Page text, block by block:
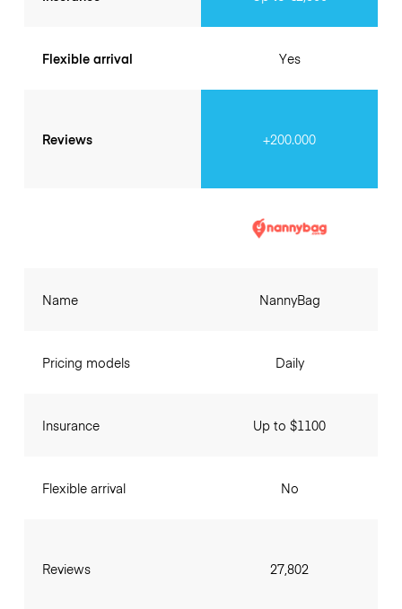
Flexible arrival
Reviews
Yes
+200.000
Name
Pricing models
Insurance
Flexible arrival
Reviews
NannyBag
Daily
Up to $1100
No
27,802